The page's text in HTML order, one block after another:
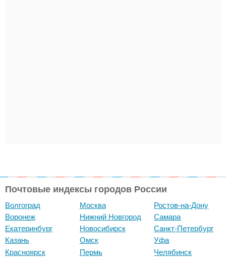
Почтовые индексы городов России
Волгоград
Воронеж
Екатеринбург
Казань
Красноярск
Москва
Нижний Новгород
Новосибирск
Омск
Пермь
Ростов-на-Дону
Самара
Санкт-Петербург
Уфа
Челябинск